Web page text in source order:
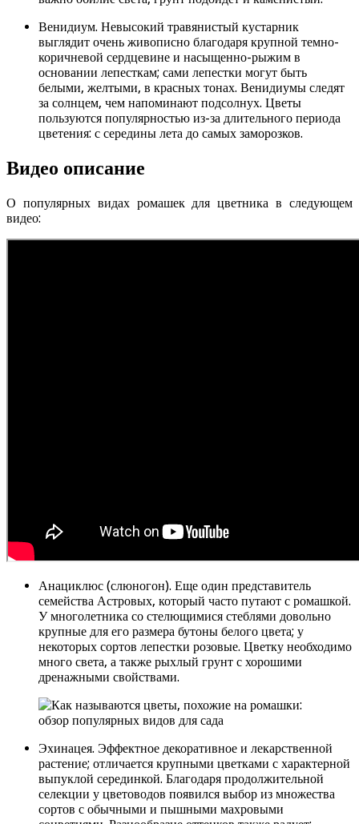
Венидиум. Невысокий травянистый кустарник
выглядит очень живописно благодаря крупной темно-
коричневой сердцевине и насыщенно-рыжим в
основании лепесткам; сами лепестки могут быть
белыми, желтыми, в красных тонах. Венидиумы следят
за солнцем, чем напоминают подсолнух. Цветы
пользуются популярностью из-за длительного периода
цветения: с середины лета до самых заморозков.
Видео описание
О популярных видах ромашек для цветника в следующем
видео:
Анациклюс (слюногон). Еще один представитель
семейства Астровых, который часто путают с ромашкой.
У многолетника со стелющимися стеблями довольно
крупные для его размера бутоны белого цвета; у
некоторых сортов лепестки розовые. Цветку необходимо
много света, а также рыхлый грунт с хорошими
дренажными свойствами.
Эхинацея. Эффектное декоративное и лекарственной
растение; отличается крупными цветками с характерной
выпуклой серединкой. Благодаря продолжительной
селекции у цветоводов появился выбор из множества
сортов с обычными и пышными махровыми